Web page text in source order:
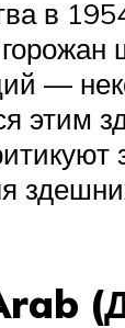
в
—
этим